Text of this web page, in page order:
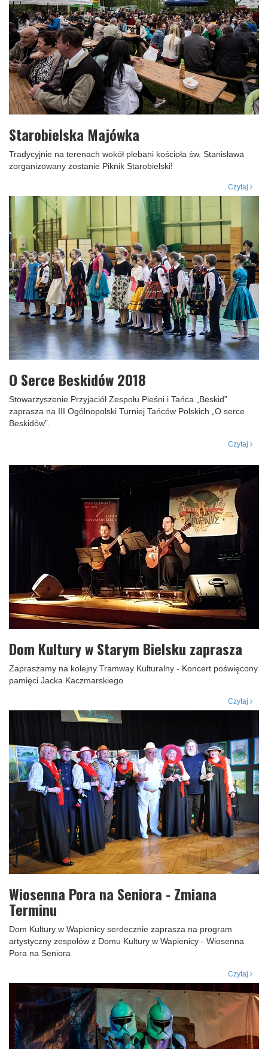
Starobielska Majówka
Tradycyjnie na terenach wokół plebani kościoła św. Stanisława
zorganizowany zostanie Piknik Starobielski!
Czytaj
O Serce Beskidów 2018
Stowarzyszenie Przyjaciół Zespołu Pieśni i Tańca „Beskid”
zaprasza na III Ogólnopolski Turniej Tańców Polskich „O serce
Beskidów”.
Czytaj
Dom Kultury w Starym Bielsku zaprasza
Zapraszamy na kolejny Tramway Kulturalny - Koncert poświęcony
pamięci Jacka Kaczmarskiego
Czytaj
Wiosenna Pora na Seniora - Zmiana
Terminu
Dom Kultury w Wapienicy serdecznie zaprasza na program
artystyczny zespołów z Domu Kultury w Wapienicy - Wiosenna
Pora na Seniora
Czytaj